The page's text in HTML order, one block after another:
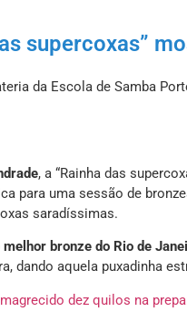
supercoxas”
da Escola de Samba
, a “Rainha das
para uma sessão de
saradíssimas.
bronze do Rio de
dando aquela puxadinha
dez quilos na